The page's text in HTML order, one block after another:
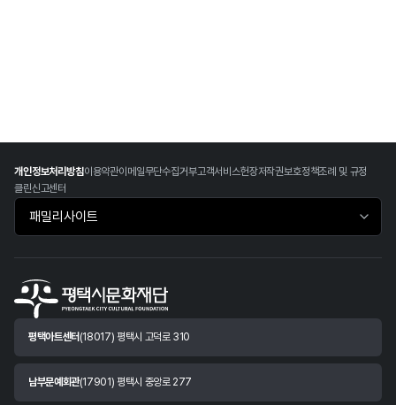
개인정보처리방침이용약관이메일무단수집거부고객서비스헌장저작권보호정책조례 및 규정
클린신고센터
패밀리사이트 바로가기
평택아트센터 (18017) 평택시 고덕로 310
남부문예회관(17901) 평택시 중앙로 277